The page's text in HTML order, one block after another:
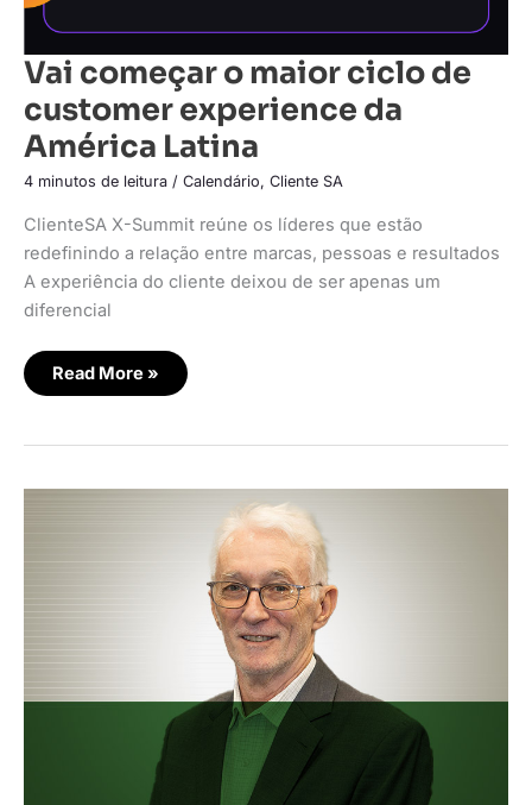
Vai começar o maior ciclo de
customer experience da
América Latina
4 minutos de leitura / Calendário, Cliente SA
ClienteSA X-Summit reúne os líderes que estão
redefinindo a relação entre marcas, pessoas e resultados
A experiência do cliente deixou de ser apenas um
diferencial
Read More »